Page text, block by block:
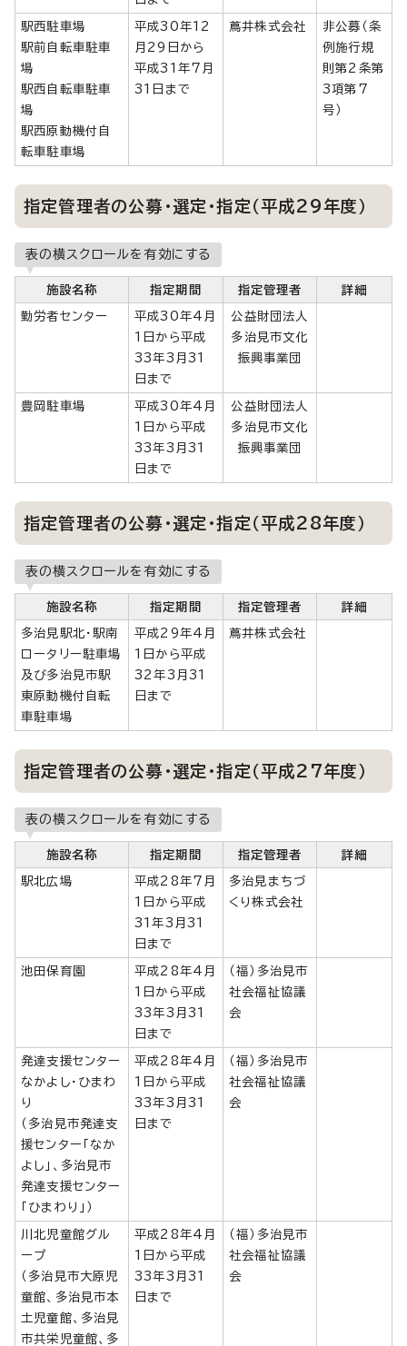
駅西駐車場
駅前自転車駐車
場
駅西自転車駐車
場
駅西原動機付自
転車駐車場
平成30年12
月29日から
平成31年7月
31日まで
蔦井株式会社
非公募（条
例施行規
則第2条第
3項第7
号）
指定管理者の公募・選定・指定（平成29年度）
表の横スクロールを有効にする
施設名称 指定期間 指定管理者 詳細
勤労者センター
平成30年4月
1日から平成
33年3月31
日まで
公益財団法人
多治見市文化
振興事業団
豊岡駐車場
平成30年4月
1日から平成
33年3月31
日まで
公益財団法人
多治見市文化
振興事業団
指定管理者の公募・選定・指定（平成28年度）
表の横スクロールを有効にする
施設名称 指定期間 指定管理者 詳細
多治見駅北・駅南
ロータリー駐車場
及び多治見市駅
東原動機付自転
車駐車場
平成29年4月
1日から平成
32年3月31
日まで
蔦井株式会社
指定管理者の公募・選定・指定（平成27年度）
表の横スクロールを有効にする
施設名称 指定期間 指定管理者 詳細
駅北広場
平成28年7月
1日から平成
31年3月31
日まで
多治見まちづ
くり株式会社
池田保育園
平成28年4月
1日から平成
33年3月31
日まで
（福）多治見市
社会福祉協議
会
発達支援センター
なかよし・ひまわ
り
（多治見市発達支
援センター「なか
よし」、多治見市
発達支援センター
「ひまわり」）
平成28年4月
1日から平成
33年3月31
日まで
（福）多治見市
社会福祉協議
会
川北児童館グル
ープ
（多治見市大原児
童館、多治見市本
土児童館、多治見
市共栄児童館、多
平成28年4月
1日から平成
33年3月31
日まで
（福）多治見市
社会福祉協議
会